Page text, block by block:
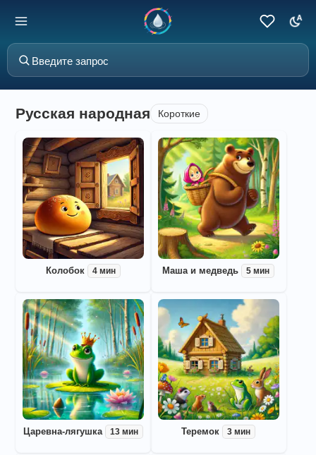
Русская народная Короткие
Колобок 4 мин Маша и медведь 5 мин
Царевна-лягушка 13 мин Теремок 3 мин